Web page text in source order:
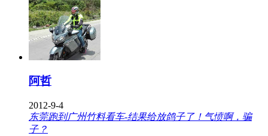
阿哲
2012-9-4
东莞跑到广州竹料看车-结果给放鸽子了！气愤啊，骗
子？